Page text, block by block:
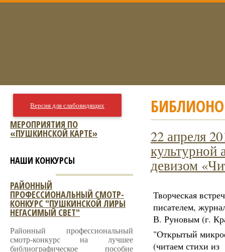
22 апреля
культурной
девизом
Творческая
писателем,
В. Руновым (г.
"Открытый
(читаем стихи из
Версия для слабовидящих
МЕРОПРИЯТИЯ ПО
«ПУШКИНСКОЙ КАРТЕ»
НАШИ КОНКУРСЫ
РАЙОННЫЙ
ПРОФЕССИОНАЛЬНЫЙ СМОТР-
КОНКУРС "ПУШКИНСКОЙ ЛИРЫ
НЕГАСИМЫЙ СВЕТ"
Районный профессиональный
смотр-конкурс на лучшее
библиографическое пособие